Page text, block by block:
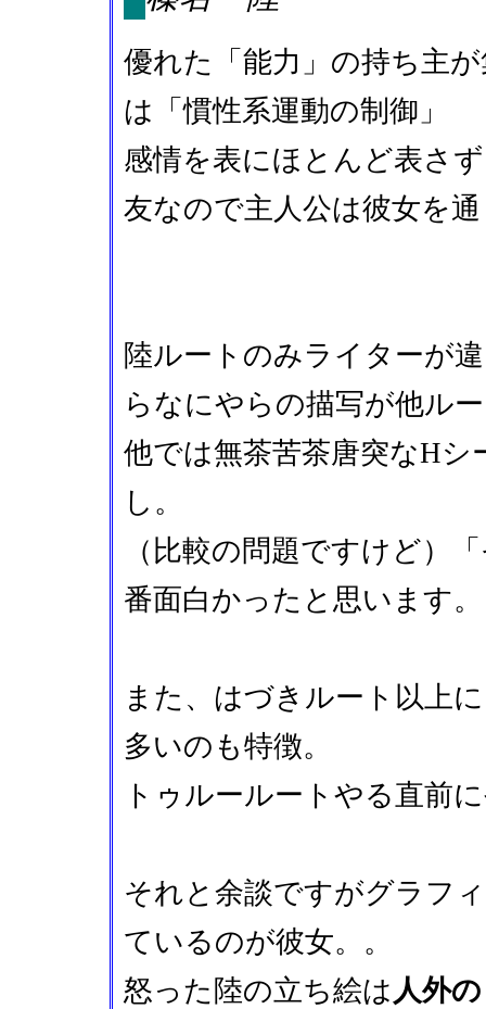
優れた「能力」の持ち主
は「慣性系運動の制御」
感情を表にほとんど表さ
友なので主人公は彼女を
陸ルートのみライターが
らなにやらの描写が他ル
他では無茶苦茶唐突なH
し。
（比較の問題ですけど）
番面白かったと思います。
また、はづきルート以上
多いのも特徴。
トゥルールートやる直前
それと余談ですがグラフ
ているのが彼女。。
怒った陸の立ち絵は 人外